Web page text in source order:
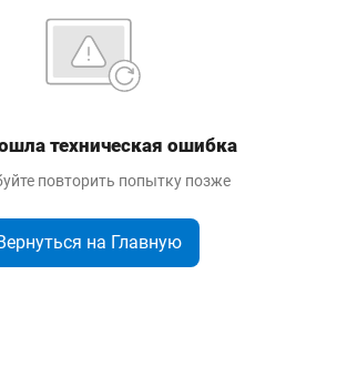
техническая ошибка
повторить попытку позже
на Главную